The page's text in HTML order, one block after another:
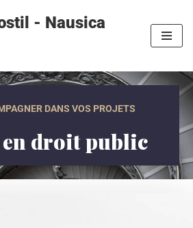
- Nausica
DANS VOS PROJETS
en droit public